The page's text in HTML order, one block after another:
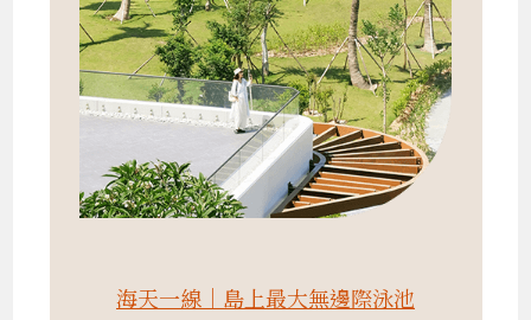
海天一線｜島上最大無邊際泳池